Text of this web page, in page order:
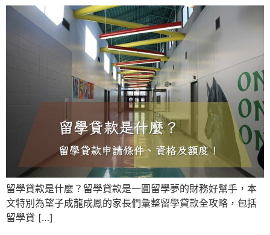
留學貸款是什麼？留學貸款是一圓留學夢的財務好幫手，本
文特別為望子成龍成鳳的家長們彙整留學貸款全攻略，包括
留學貸 […]